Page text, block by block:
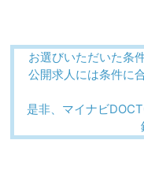
お選びいただいた条
公開求人には条件に
是非、マイナビ